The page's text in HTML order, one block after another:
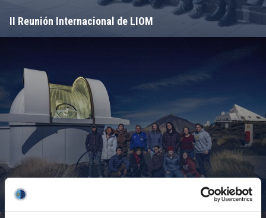
II Reunión Internacional de LIOM
Campamento de Astronomía del MIT 2024